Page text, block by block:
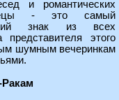
и романтических
- это самый
знак из всех
этого
шумным вечеринкам